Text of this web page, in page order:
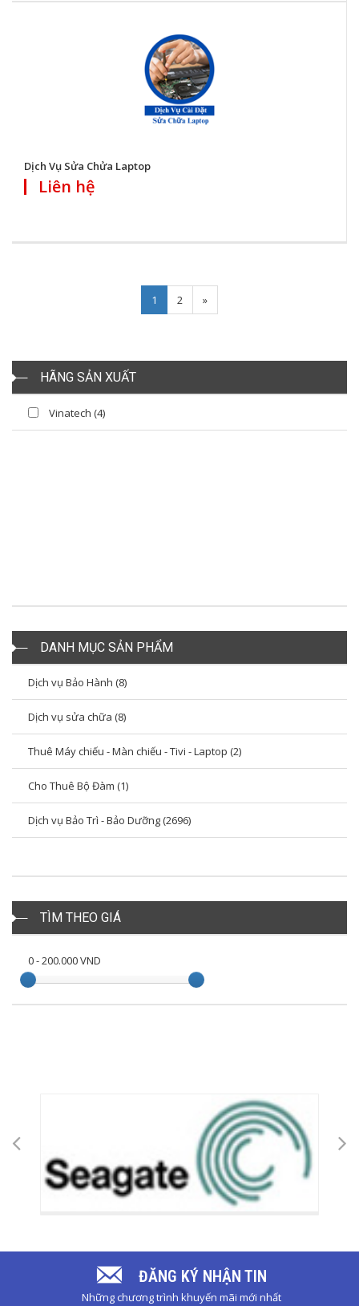
Dịch Vụ Sửa Chửa Laptop
Liên hệ
1 2 »Next
HÃNG SẢN XUẤT
Vinatech (4)
DANH MỤC SẢN PHẨM
Dịch vụ Bảo Hành (8)
Dịch vụ sửa chữa (8)
Thuê Máy chiếu - Màn chiếu - Tivi - Laptop (2)
Cho Thuê Bộ Đàm (1)
Dịch vụ Bảo Trì - Bảo Dưỡng (2696)
TÌM THEO GIÁ
0-200.000VND
ĐĂNG KÝ NHẬN TIN
Những chương trình khuyến mãi mới nhất